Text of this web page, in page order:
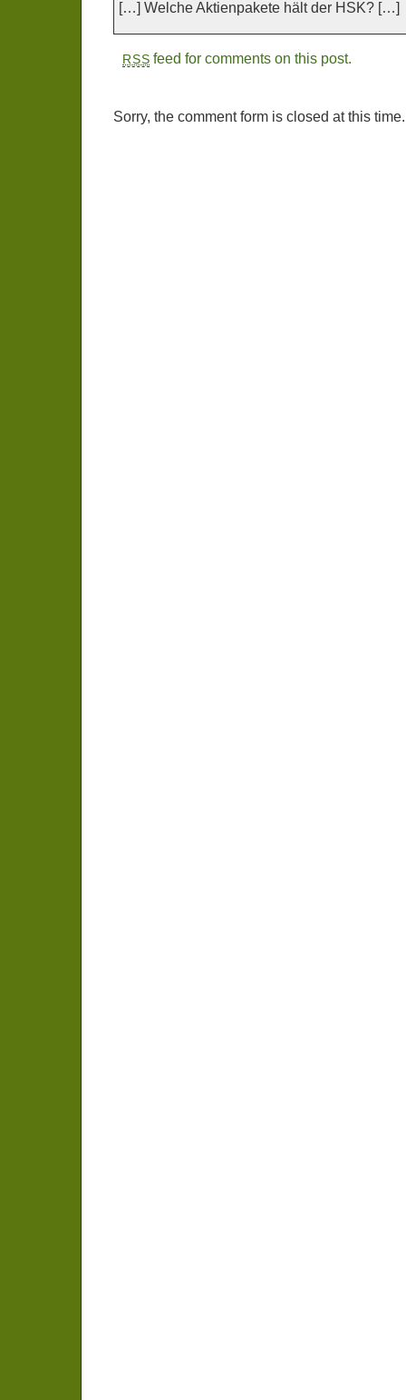
[…] Welche Aktienpakete hält der HSK? […]
RSS feed for comments on this post.
Sorry, the comment form is closed at this time.